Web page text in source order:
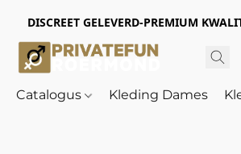
DISCREET GELEVERD-PREMIUM
Catalogus Kleding Dames